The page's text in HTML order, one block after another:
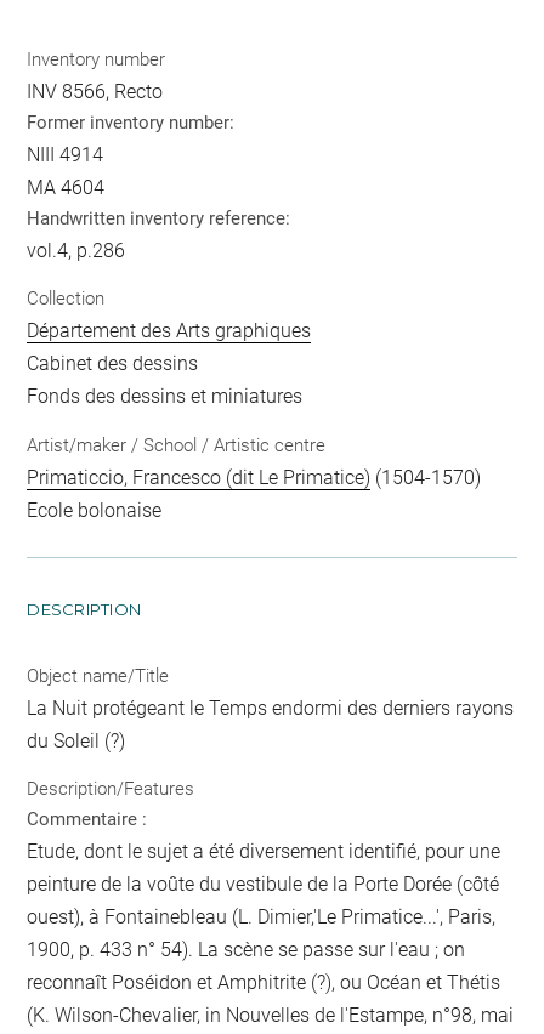
Inventory number
INV 8566, Recto
Former inventory number:
NIII 4914
MA 4604
Handwritten inventory reference:
vol.4, p.286
Collection
Département des Arts graphiques
Cabinet des dessins
Fonds des dessins et miniatures
Artist/maker / School / Artistic centre
Primaticcio, Francesco (dit Le Primatice) (1504-1570)
Ecole bolonaise
DESCRIPTION
Object name/Title
La Nuit protégeant le Temps endormi des derniers rayons
du Soleil (?)
Description/Features
Commentaire :
Etude, dont le sujet a été diversement identifié, pour une
peinture de la voûte du vestibule de la Porte Dorée (côté
ouest), à Fontainebleau (L. Dimier,'Le Primatice...', Paris,
1900, p. 433 n° 54). La scène se passe sur l'eau ; on
reconnaît Poséidon et Amphitrite (?), ou Océan et Thétis
(K. Wilson-Chevalier, in Nouvelles de l'Estampe, n°98, mai